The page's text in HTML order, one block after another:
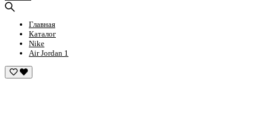
Главная
Каталог
Nike
Air Jordan 1